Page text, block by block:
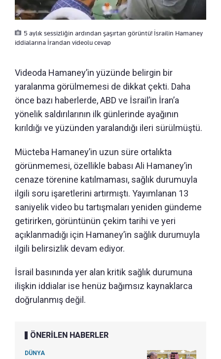
5 aylık sessizliğin ardından şaşırtan görüntü! İsrailin Hamaney
iddialarına İrandan videolu cevap
Videoda Hamaney’in yüzünde belirgin bir
yaralanma görülmemesi de dikkat çekti. Daha
önce bazı haberlerde, ABD ve İsrail’in İran’a
yönelik saldırılarının ilk günlerinde ayağının
kırıldığı ve yüzünden yaralandığı ileri sürülmüştü.
Mücteba Hamaney’in uzun süre ortalıkta
görünmemesi, özellikle babası Ali Hamaney’in
cenaze törenine katılmaması, sağlık durumuyla
ilgili soru işaretlerini artırmıştı. Yayımlanan 13
saniyelik video bu tartışmaları yeniden gündeme
getirirken, görüntünün çekim tarihi ve yeri
açıklanmadığı için Hamaney’in sağlık durumuyla
ilgili belirsizlik devam ediyor.
İsrail basınında yer alan kritik sağlık durumuna
ilişkin iddialar ise henüz bağımsız kaynaklarca
doğrulanmış değil.
ÖNERİLEN HABERLER
DÜNYA